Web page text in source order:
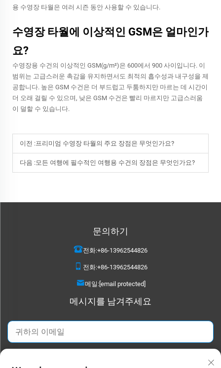
용 수영장 타월은 여러 시즌 동안 사용할 수 있습니다.
수영장 타월에 이상적인 GSM은 얼마인가
요?
수영장용 수건의 이상적인 GSM(g/m²)은 600에서 900 사이입니다. 이
범위는 고급스러운 촉감을 유지하면서도 최적의 흡수성과 내구성을 제
공합니다. 높은 GSM 수건은 더 부드럽고 두툼하지만 마르는 데 시간이
더 오래 걸릴 수 있으며, 낮은 GSM 수건은 빨리 마르지만 고급스러움
이 덜할 수 있습니다.
이전 :프리미엄 수영장 타월의 주요 장점은 무엇인가요?
다음 :모든 여행에 필수적인 여행용 수건의 장점은 무엇인가요?
문의하기
전화:+86-13962544826
전화:+86-13962544826
메일:[email protected]
메시지를 남겨주세요